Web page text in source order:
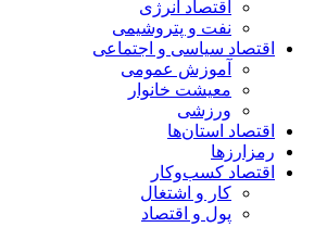
اقتصاد انرژی
نفت و پتروشیمی
اقتصاد سیاسی و اجتماعی
آموزش عمومی
معیشت خانوار
ورزشی
اقتصاد استان‌ها
رمزارزها
اقتصاد کسب‌و‌کار
کار و اشتغال
پول و اقتصاد